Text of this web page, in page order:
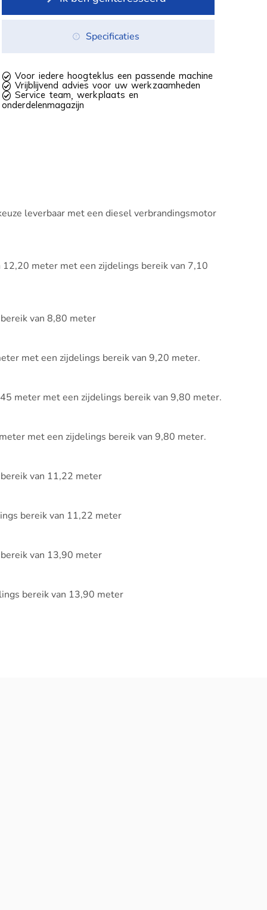
 Voor iedere hoogteklus een passende machine
 Vrijblijvend advies voor uw werkzaamheden
 Service team, werkplaats en
onderdelenmagazijn
Specificaties
leverbaar met een diesel verbrandingsmotor
meter met een zijdelings bereik van 7,10
van 8,80 meter
met een zijdelings bereik van 9,20 meter.
meter met een zijdelings bereik van 9,80 meter.
met een zijdelings bereik van 9,80 meter.
van 11,22 meter
bereik van 11,22 meter
van 13,90 meter
bereik van 13,90 meter